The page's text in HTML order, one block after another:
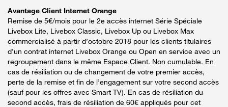
Avantage Client Internet Orange
Remise de 5€/mois pour le 2e accès internet Série Spéciale
Livebox Lite, Livebox Classic, Livebox Up ou Livebox Max
commercialisé à partir d’octobre 2018 pour les clients titulaires
d’un contrat internet Livebox Orange ou Open en service avec un
regroupement dans le même Espace Client. Non cumulable. En
cas de résiliation ou de changement de votre premier accès,
perte de la remise et fin de l’engagement sur votre second accès
(sauf pour les offres avec Smart TV). En cas de résiliation du
second accès, frais de résiliation de 60€ appliqués pour cet